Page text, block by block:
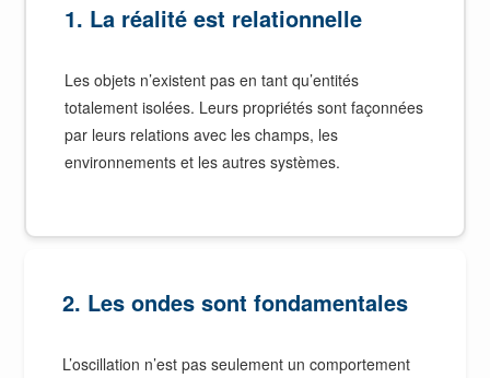
1. La réalité est relationnelle
Les objets n’existent pas en tant qu’entités
totalement isolées. Leurs propriétés sont façonnées
par leurs relations avec les champs, les
environnements et les autres systèmes.
2. Les ondes sont fondamentales
L’oscillation n’est pas seulement un comportement